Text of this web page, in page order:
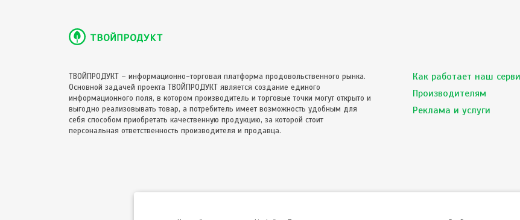
ТВОЙПРОДУКТ – информационно-торговая платформа продовольственного рынка.
Основной задачей проекта ТВОЙПРОДУКТ является создание единого
информационного поля, в котором производитель и торговые точки могут открыто и
выгодно реализовывать товар, а потребитель имеет возможность удобным для
себя способом приобретать качественную продукцию, за которой стоит
персональная ответственность производителя и продавца.
Как работает наш
Производителям
Реклама и услуги